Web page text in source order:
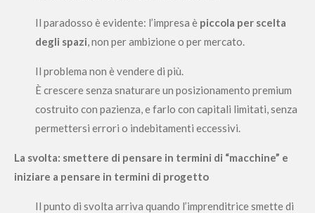
Il paradosso è evidente: l’impresa è piccola per scelta
degli spazi, non per ambizione o per mercato.
Il problema non è vendere di più.
È crescere senza snaturare un posizionamento premium
costruito con pazienza, e farlo con capitali limitati, senza
permettersi errori o indebitamenti eccessivi.
La svolta: smettere di pensare in termini di “macchine” e
iniziare a pensare in termini di progetto
Il punto di svolta arriva quando l’imprenditrice smette di